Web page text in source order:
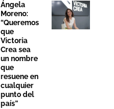
Ángela
Moreno:
“Queremos
que
Victoria
Crea sea
un nombre
que
resuene en
cualquier
punto del
país”